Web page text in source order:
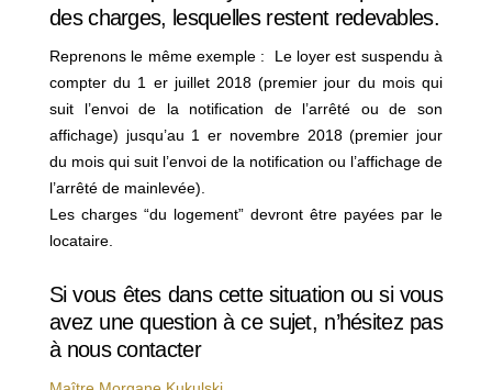
des charges, lesquelles restent redevables.
Reprenons le même exemple : Le loyer est suspendu à
compter du 1 er juillet 2018 (premier jour du mois qui
suit l’envoi de la notification de l’arrêté ou de son
affichage) jusqu’au 1 er novembre 2018 (premier jour
du mois qui suit l’envoi de la notification ou l’affichage de
l’arrêté de mainlevée).
Les charges “du logement” devront être payées par le
locataire.
Si vous êtes dans cette situation ou si vous
avez une question à ce sujet, n’hésitez pas
à nous contacter